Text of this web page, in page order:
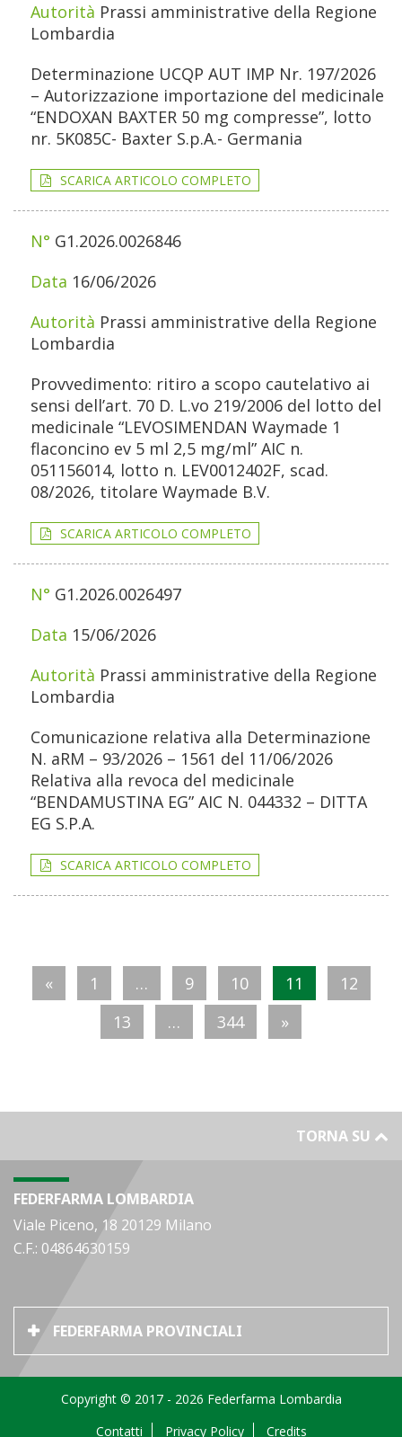
Prassi amministrative della Regione
Lombardia
Determinazione UCQP AUT IMP Nr. 197/2026
– Autorizzazione importazione del medicinale
“ENDOXAN BAXTER 50 mg compresse”, lotto
nr. 5K085C- Baxter S.p.A.- Germania
SCARICA ARTICOLO COMPLETO
G1.2026.0026846
16/06/2026
Prassi amministrative della Regione
Lombardia
Provvedimento: ritiro a scopo cautelativo ai
sensi dell’art. 70 D. L.vo 219/2006 del lotto del
medicinale “LEVOSIMENDAN Waymade 1
flaconcino ev 5 ml 2,5 mg/ml” AIC n.
051156014, lotto n. LEV0012402F, scad.
08/2026, titolare Waymade B.V.
SCARICA ARTICOLO COMPLETO
G1.2026.0026497
15/06/2026
Prassi amministrative della Regione
Lombardia
Comunicazione relativa alla Determinazione
N. aRM – 93/2026 – 1561 del 11/06/2026
Relativa alla revoca del medicinale
“BENDAMUSTINA EG” AIC N. 044332 – DITTA
EG S.P.A.
SCARICA ARTICOLO COMPLETO
« 1 … 9 10 11
12
13
… 344 »
TORNA SU
FEDERFARMA LOMBARDIA
Viale Piceno, 18 20129 Milano
C.F.: 04864630159
FEDERFARMA PROVINCIALI
Copyright © 2017 - 2026 Federfarma Lombardia
Contatti
Privacy Policy Credits